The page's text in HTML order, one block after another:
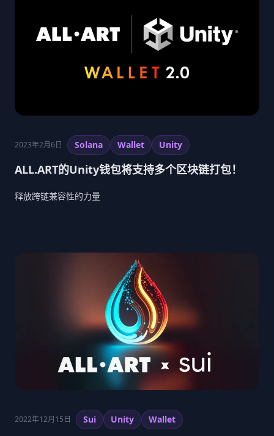
2023年2月6日 Solana Wallet Unity
ALL.ART的Unity钱包将支持多个区块链打包！
释放跨链兼容性的力量
2022年12月15日 Sui Unity Wallet